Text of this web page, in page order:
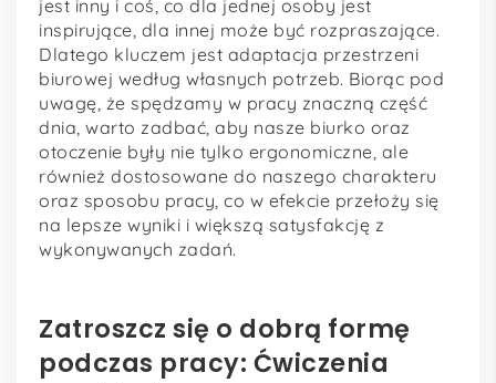
jest inny i coś, co dla jednej osoby jest
inspirujące, dla innej może być rozpraszające.
Dlatego kluczem jest adaptacja przestrzeni
biurowej według własnych potrzeb. Biorąc pod
uwagę, że spędzamy w pracy znaczną część
dnia, warto zadbać, aby nasze biurko oraz
otoczenie były nie tylko ergonomiczne, ale
również dostosowane do naszego charakteru
oraz sposobu pracy, co w efekcie przełoży się
na lepsze wyniki i większą satysfakcję z
wykonywanych zadań.
Zatroszcz się o dobrą formę
podczas pracy: Ćwiczenia